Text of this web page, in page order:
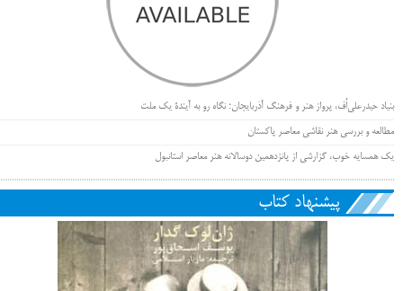
بنیاد حیدرعلی‌اُف، پرواز هنر و فرهنگ آذربایجان؛ نگاه رو به آیندۀ یک ملت
مطالعه و بررسی هنر نقاشی معاصر پاکستان
یک همسایه خوب، گزارشی از پانزدهمین دوسالانه هنر معاصر استانبول
پیشنهاد کتاب